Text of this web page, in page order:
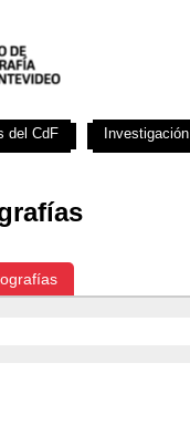
del CdF Investigación